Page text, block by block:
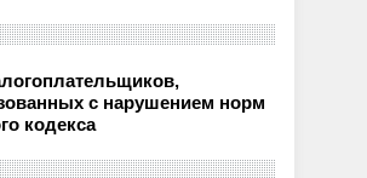
с нарушением норм
кодекса